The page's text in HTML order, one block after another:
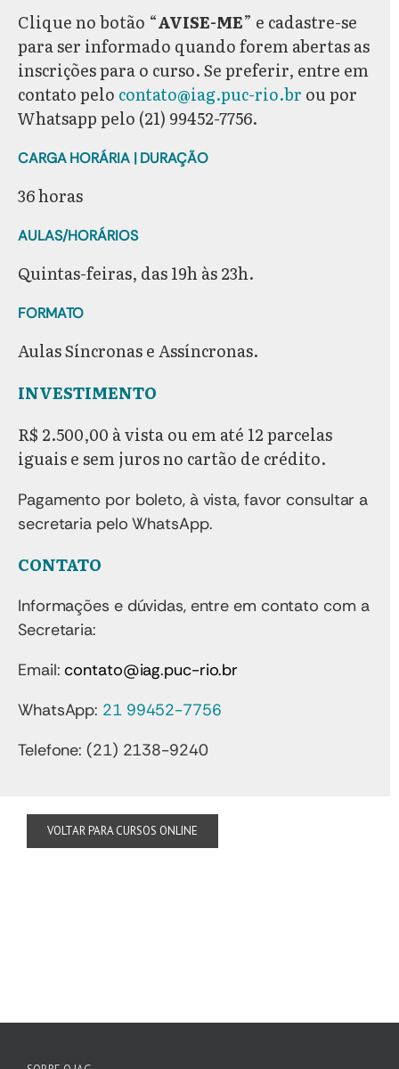
Clique no botão “AVISE-ME” e cadastre-se
para ser informado quando forem abertas as
inscrições para o curso. Se preferir, entre em
contato pelo contato@iag.puc-rio.br ou por
Whatsapp pelo (21) 99452-7756.
CARGA HORÁRIA | DURAÇÃO
36 horas
AULAS/HORÁRIOS
Quintas-feiras, das 19h às 23h.
FORMATO
Aulas Síncronas e Assíncronas.
INVESTIMENTO
R$ 2.500,00 à vista ou em até 12 parcelas
iguais e sem juros no cartão de crédito.
Pagamento por boleto, à vista, favor consultar a
secretaria pelo WhatsApp.
CONTATO
Informações e dúvidas, entre em contato com a
Secretaria:
Email:contato@iag.puc-rio.br
WhatsApp: 21 99452-7756
Telefone: (21) 2138-9240
VOLTAR PARA CURSOS ONLINE